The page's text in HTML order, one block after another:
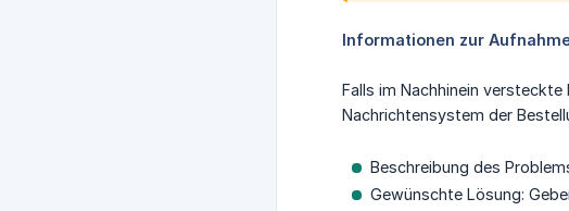
Informationen zur
Falls im Nachhinein
Nachrichtensystem der
Beschreibung des
Gewünschte Lösung: